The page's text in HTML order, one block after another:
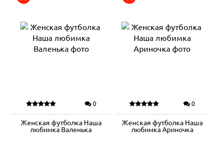
0
Женская футболка Наша
любимка Валенька
0
Женская футболка Наша
любимка Ариночка